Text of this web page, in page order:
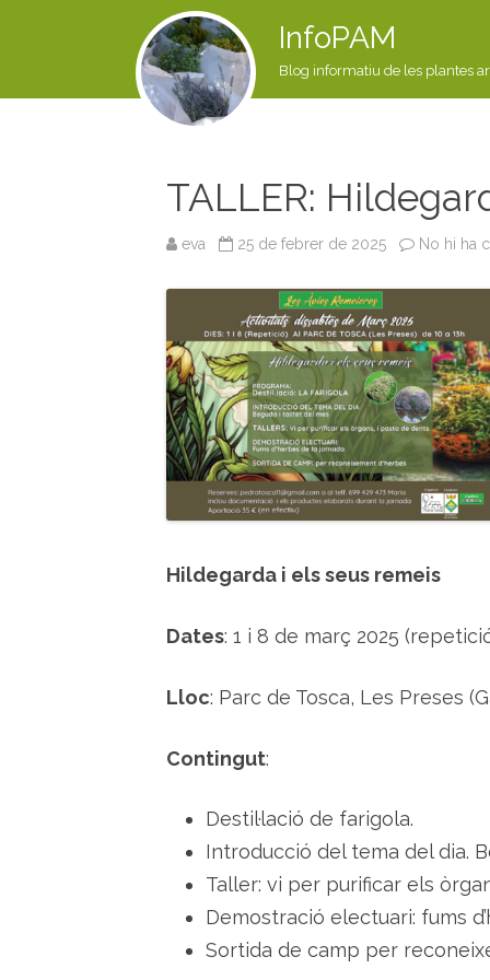
InfoPAM
Blog informatiu de les plantes
TALLER:
eva 25 de febrer de 2025 No hi ha
Hildegarda i els seus remeis
Dates: 1 i 8 de març 2025
Lloc: Parc de Tosca, Les Preses
Contingut:
Destil·lació de farigola.
Introducció del tema del dia.
Taller: vi per purificar els
Demostració electuari: fums
Sortida de camp per